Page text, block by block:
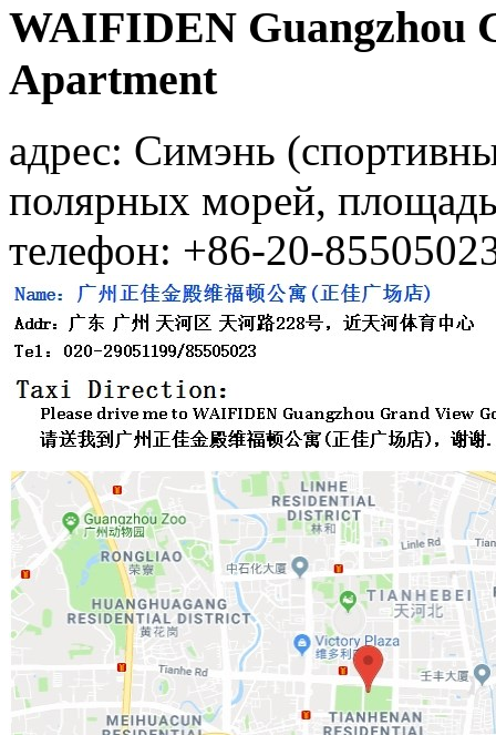
WAIFIDEN Guangzhou
Apartment
адрес: Симэнь
полярных морей,
телефон: +86-20-